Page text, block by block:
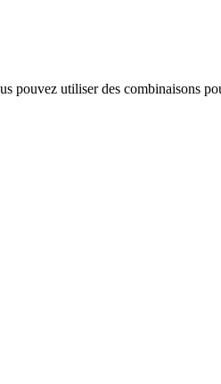
utiliser des combinaisons